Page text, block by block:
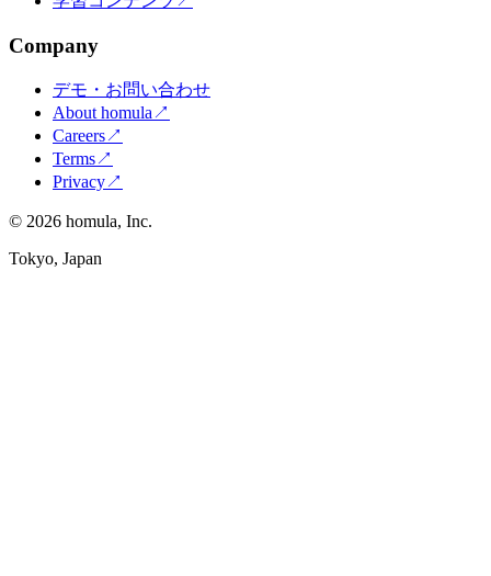
Company
デモ・お問い合わせ
About homula ↗
Careers↗
Terms↗
Privacy↗
© 2026 homula, Inc.
Tokyo, Japan